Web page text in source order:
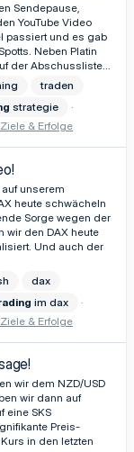
Sendepause,
YouTube Video
passiert und es gab
Neben Platin
der Abschussliste...
traden
strategie
& Erfolge
unserem
heute schwächeln
Sorge wegen der
wir den DAX heute
Und auch der
dax
im dax
& Erfolge
wir dem NZD/USD
wir dann auf
eine SKS
Preis-
in den letzten